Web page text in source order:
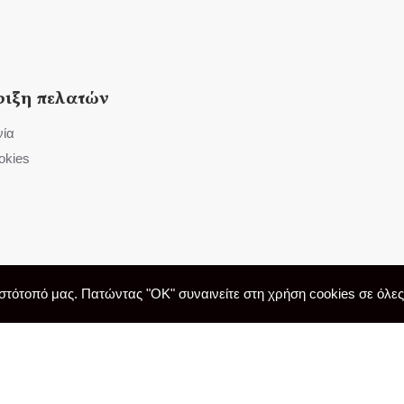
πελατών
μας. Πατώντας "OK" συναινείτε στη χρήση cookies σε όλες